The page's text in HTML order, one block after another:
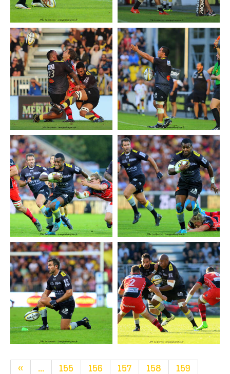
« ... 155 156 157 158 159